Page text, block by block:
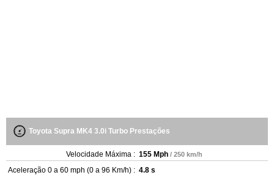
Toyota Supra MK4 3.0i Turbo Prestações
Velocidade Máxima : 155 Mph / 250 km/h
Aceleração 0 a 60 mph (0 a 96 Km/h) : 4.8 s